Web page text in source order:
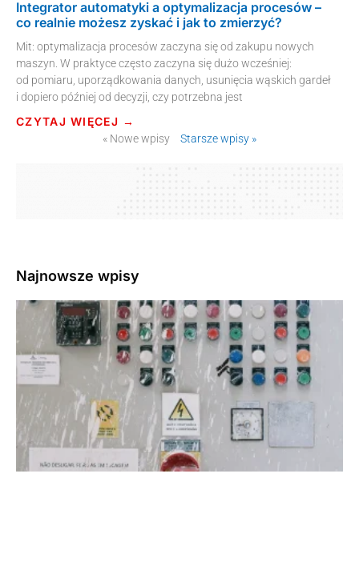
Integrator automatyki a optymalizacja procesów –
co realnie możesz zyskać i jak to zmierzyć?
Mit: optymalizacja procesów zaczyna się od zakupu nowych
maszyn. W praktyce często zaczyna się dużo wcześniej:
od pomiaru, uporządkowania danych, usunięcia wąskich gardeł
i dopiero później od decyzji, czy potrzebna jest
CZYTAJ WIĘCEJ →
« Nowe wpisy Starsze wpisy »
Najnowsze wpisy